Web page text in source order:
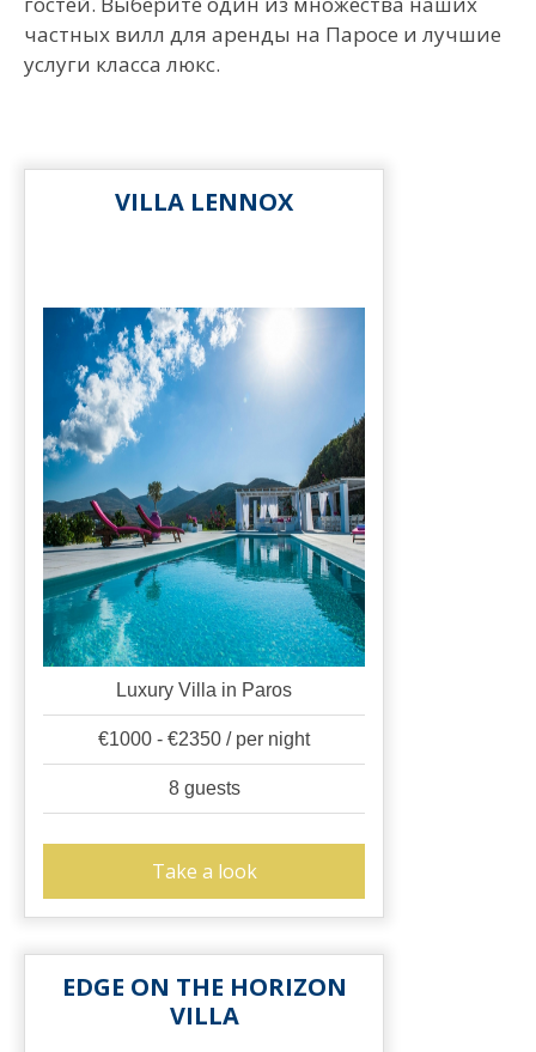
частных вилл для аренды на Паросе и лучшие
услуги класса люкс.
VILLA LENNOX
Luxury Villa in Paros
€1000 - €2350 / per night
8 guests
Take a look
EDGE ON THE HORIZON
VILLA